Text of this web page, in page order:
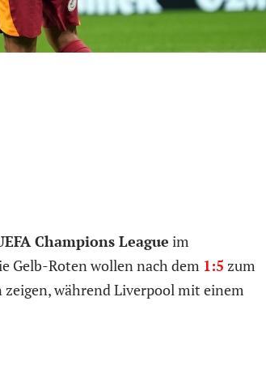
Champions League im
Gelb-Roten wollen nach dem 1:5 zum
zeigen, während Liverpool mit einem